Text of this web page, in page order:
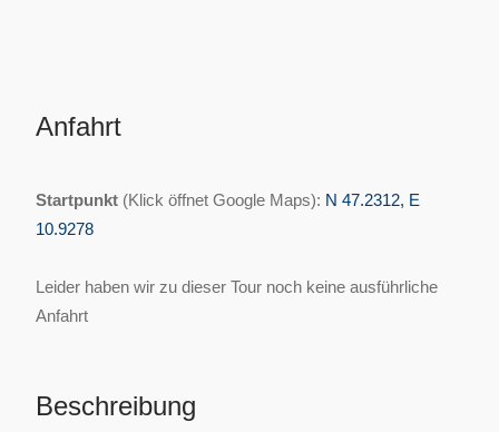
Anfahrt
Startpunkt (Klick öffnet Google Maps): N 47.2312, E
10.9278
Leider haben wir zu dieser Tour noch keine ausführliche
Anfahrt
Beschreibung